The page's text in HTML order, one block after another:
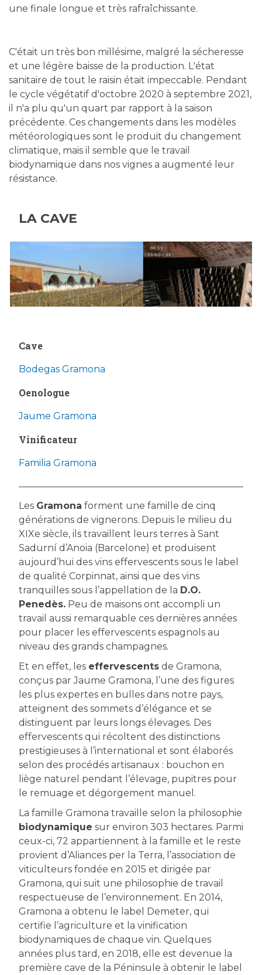
une finale longue et très rafraîchissante.
C'était un très bon millésime, malgré la sécheresse
et une légère baisse de la production. L'état
sanitaire de tout le raisin était impeccable. Pendant
le cycle végétatif d'octobre 2020 à septembre 2021,
il n'a plu qu'un quart par rapport à la saison
précédente. Ces changements dans les modèles
météorologiques sont le produit du changement
climatique, mais il semble que le travail
biodynamique dans nos vignes a augmenté leur
résistance.
LA CAVE
Cave
Bodegas Gramona
Oenologue
Jaume Gramona
Vinificateur
Familia Gramona
Les Gramona forment une famille de cinq
générations de vignerons. Depuis le milieu du
XIXe siècle, ils travaillent leurs terres à Sant
Sadurní d’Anoia (Barcelone) et produisent
aujourd’hui des vins effervescents sous le label
de qualité Corpinnat, ainsi que des vins
tranquilles sous l’appellation de la D.O.
Penedès. Peu de maisons ont accompli un
travail aussi remarquable ces dernières années
pour placer les effervescents espagnols au
niveau des grands champagnes.
Et en effet, les effervescents de Gramona,
conçus par Jaume Gramona, l’une des figures
les plus expertes en bulles dans notre pays,
atteignent des sommets d’élégance et se
distinguent par leurs longs élevages. Des
effervescents qui récoltent des distinctions
prestigieuses à l’international et sont élaborés
selon des procédés artisanaux : bouchon en
liège naturel pendant l’élevage, pupitres pour
le remuage et dégorgement manuel.
La famille Gramona travaille selon la philosophie
biodynamique sur environ 303 hectares. Parmi
ceux-ci, 72 appartiennent à la famille et le reste
provient d’Aliances per la Terra, l’association de
viticulteurs fondée en 2015 et dirigée par
Gramona, qui suit une philosophie de travail
respectueuse de l’environnement. En 2014,
Gramona a obtenu le label Demeter, qui
certifie l’agriculture et la vinification
biodynamiques de chaque vin. Quelques
années plus tard, en 2018, elle est devenue la
première cave de la Péninsule à obtenir le label